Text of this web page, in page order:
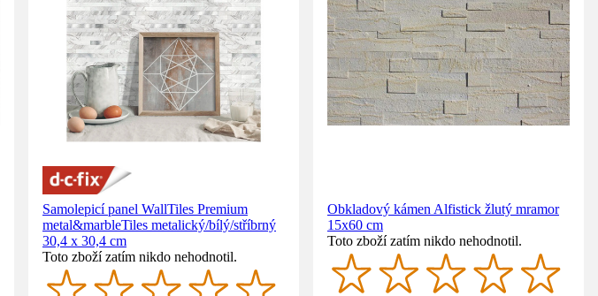
Samolepicí panel WallTiles Premium
metal&marbleTiles metalický/bílý/stříbrný
30,4 x 30,4 cm
Toto zboží zatím nikdo nehodnotil.
Obkladový kámen Alfistick žlutý mramor
15x60 cm
Toto zboží zatím nikdo nehodnotil.